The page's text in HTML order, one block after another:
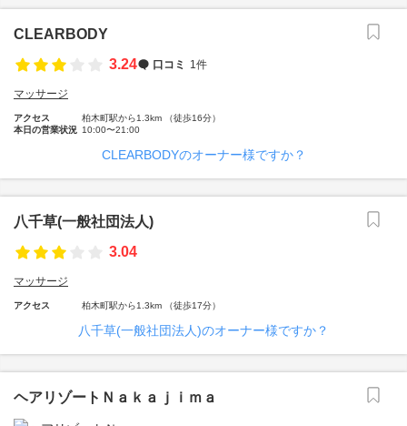
CLEARBODY
3.24
口コミ 1件
マッサージ
アクセス
柏木町駅から1.3km （徒歩16分）
本日の営業状況 10:00〜21:00
CLEARBODYのオーナー様ですか？
八千草(一般社団法人)
3.04
マッサージ
アクセス 柏木町駅から1.3km （徒歩17分）
八千草(一般社団法人)のオーナー様ですか？
ヘアリゾートＮａｋａｊｉｍａ